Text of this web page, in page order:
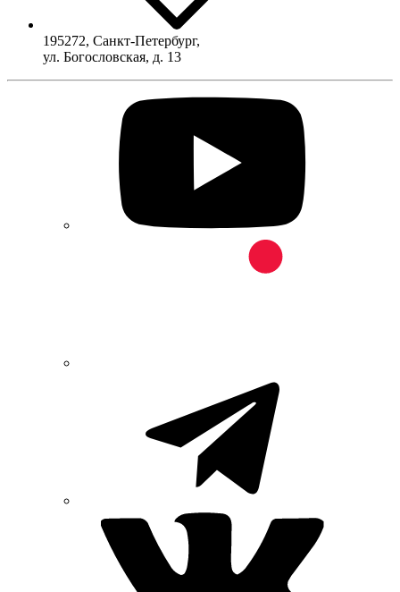
195272, Санкт-Петербург,
ул. Богословская, д. 13